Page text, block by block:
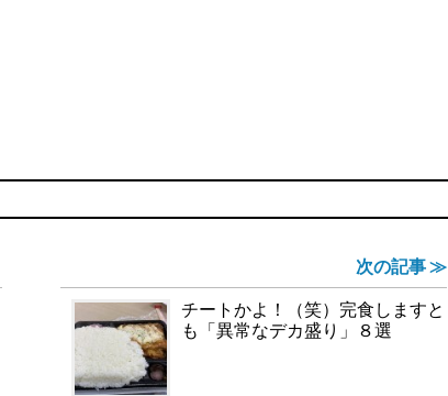
次の記事 ≫
チートかよ！（笑）完食しますと
も「異常なデカ盛り」８選